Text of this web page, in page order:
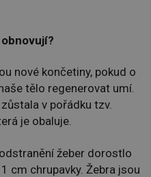
nové končetiny, pokud o
tělo regenerovat umí.
v pořádku tzv.
je obaluje.
žeber dorostlo
cm chrupavky. Žebra jsou